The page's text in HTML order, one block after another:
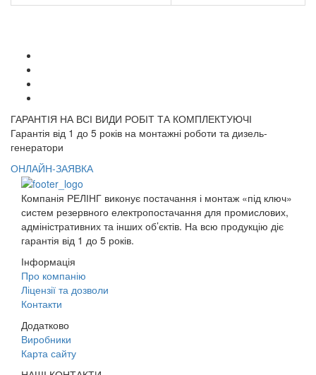
ГАРАНТІЯ НА ВСІ ВИДИ РОБІТ ТА КОМПЛЕКТУЮЧІ
Гарантія від 1 до 5 років на монтажні роботи та дизель-
генератори
ОНЛАЙН-ЗАЯВКА
Компанія РЕЛІНГ виконує постачання і монтаж «під ключ»
систем резервного електропостачання для промислових,
адміністративних та інших об’єктів. На всю продукцію діє
гарантія від 1 до 5 років.
Інформація
Про компанію
Ліцензії та дозволи
Контакти
Додатково
Виробники
Карта сайту